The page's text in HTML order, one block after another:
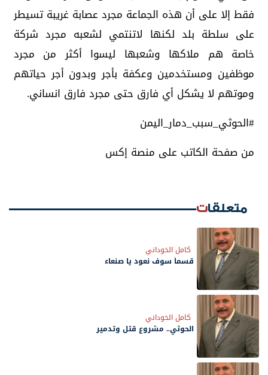
فقط إلا على أن هذه الجماعة مجرد عصابة غريبة تسيطر
على سلطة بلد لكنها لاتنتمي لشعبه مجرد شركة
خاصة هم ملاكها وشعبها ليسوا أكثر من مجرد
موظفين ومستخدمين وعكفة بأجر وبدون أجر حياتهم
وموتهم لا يشكل أي فارق حتى مجرد فارق انساني.
#الحوثي_سبب_دمار_اليمن
من صفحة الكاتب على منصة إكس
متعلقات
كامل الخوداني
قسماً سوف نعود يا صنعاء
كامل الخوداني
الحوثي.. مشروع قتل وتدمير